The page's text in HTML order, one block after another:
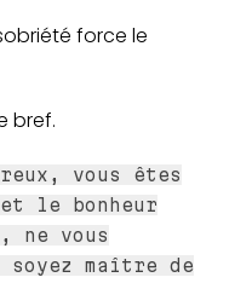
force le
bref.
vous êtes
le bonheur
ne vous
maître de